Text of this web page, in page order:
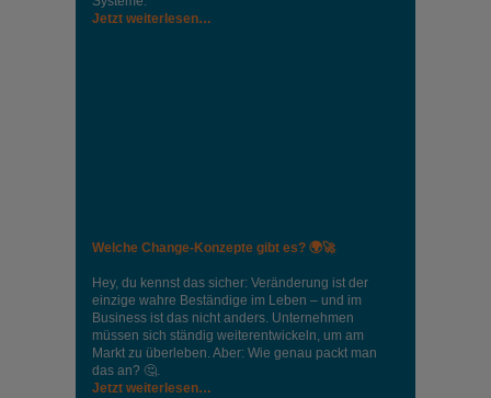
Jetzt weiterlesen…
Welche Change-Konzepte gibt es? 🌍🚀
Hey, du kennst das sicher: Veränderung ist der
einzige wahre Beständige im Leben – und im
Business ist das nicht anders. Unternehmen
müssen sich ständig weiterentwickeln, um am
Markt zu überleben. Aber: Wie genau packt man
das an? 🤔.
Jetzt weiterlesen…